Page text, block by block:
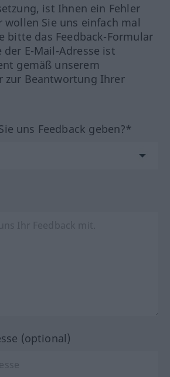
ist Ihnen ein Fehler
wollen Sie uns einfach mal
bitte das Feedback-Formular
der E-Mail-Adresse ist
gemäß unserem
zur Beantwortung Ihrer
uns Feedback geben?*
(optional)